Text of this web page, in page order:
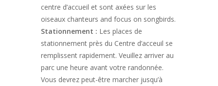
centre d’accueil et sont axées sur les
oiseaux chanteurs and focus on songbirds.
Stationnement : Les places de
stationnement près du Centre d’acceuil se
remplissent rapidement. Veuillez arriver au
parc une heure avant votre randonnée.
Vous devrez peut-être marcher jusqu’à